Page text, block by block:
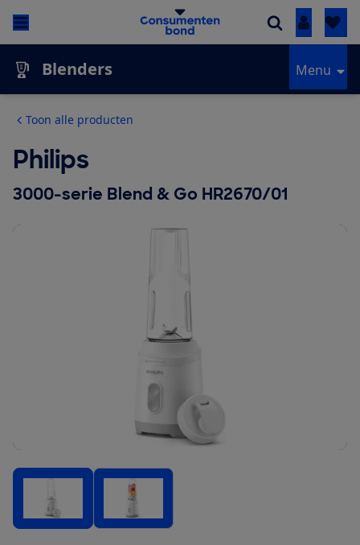
Inloggen
Blenders Menu
Toon alle producten
Philips
3000-serie Blend & Go HR2670/01